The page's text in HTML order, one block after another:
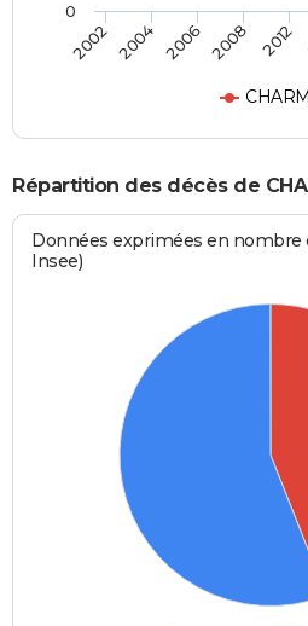
2002 2004 2006 2008 2012
0
Répartition des décès de
Données exprimées en nombre
Insee)